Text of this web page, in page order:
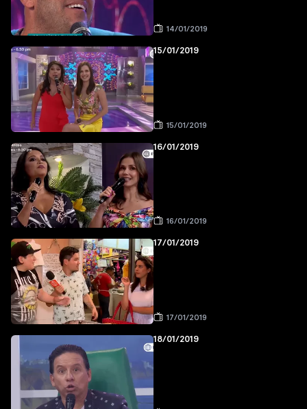
14/01/2019
15/01/2019
15/01/2019
16/01/2019
16/01/2019
17/01/2019
17/01/2019
18/01/2019